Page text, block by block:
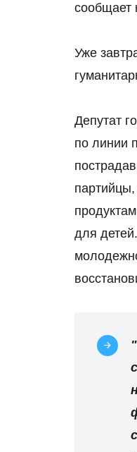
сообщает
Уже
Депутат
по линии
для